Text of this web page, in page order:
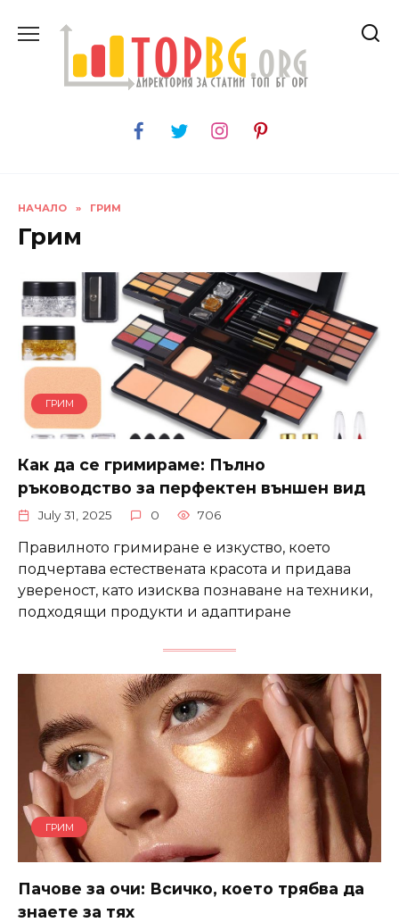
НАЧАЛО » ГРИМ
Грим
ГРИМ
Как да се гримираме: Пълно
ръководство за перфектен външен вид
July 31, 2025 0 706
Правилното гримиране е изкуство, което
подчертава естествената красота и придава
увереност, като изисква познаване на техники,
подходящи продукти и адаптиране
ГРИМ
Пачове за очи: Всичко, което трябва да
знаете за тях